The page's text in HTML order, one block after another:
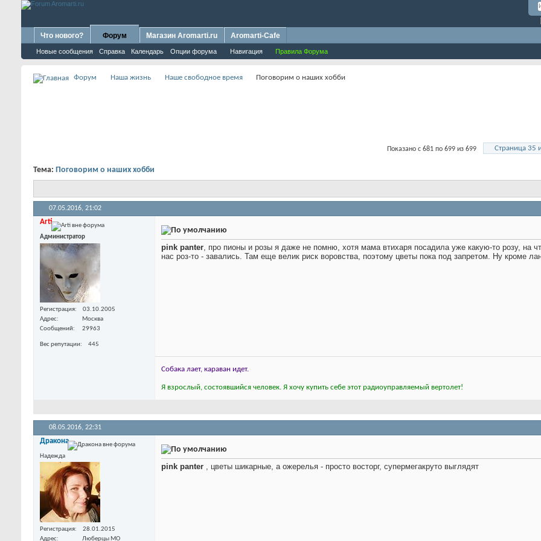
Что нового? Форум
Новые сообщения Справка Календарь Опции форума Навигация Правила Форума
Магазин Aromarti.ru Aromarti-Cafe
Форум Наша жизнь Наше свободное время Поговорим о наших хобби
Страница 35
Показано с 681 по 699 из 699
Тема: Поговорим о наших хобби
07.05.2016, 21:02
Arti
Администратор
Регистрация
03.10.2005
Адрес
Москва
Сообщений
29963
Вес репутации 445
pink panter, про пионы и розы я даже не помню, хотя мама втихаря посадила уже какую-то розу, на
нас роз-то - завались. Там еще велик риск воровства, поэтому цветы пока под запретом. Ну кроме
Собака лает, караван идет.
Я взрослый, состоявшийся человек. Я хочу купить себе этот радиоуправляемый вертолет!
08.05.2016, 22:31
Дракона
Надежда
Регистрация
28.01.2015
Адрес
Люберцы МО
pink panter , цветы шикарные, а ожерелья - просто восторг, супермегакруто выглядят